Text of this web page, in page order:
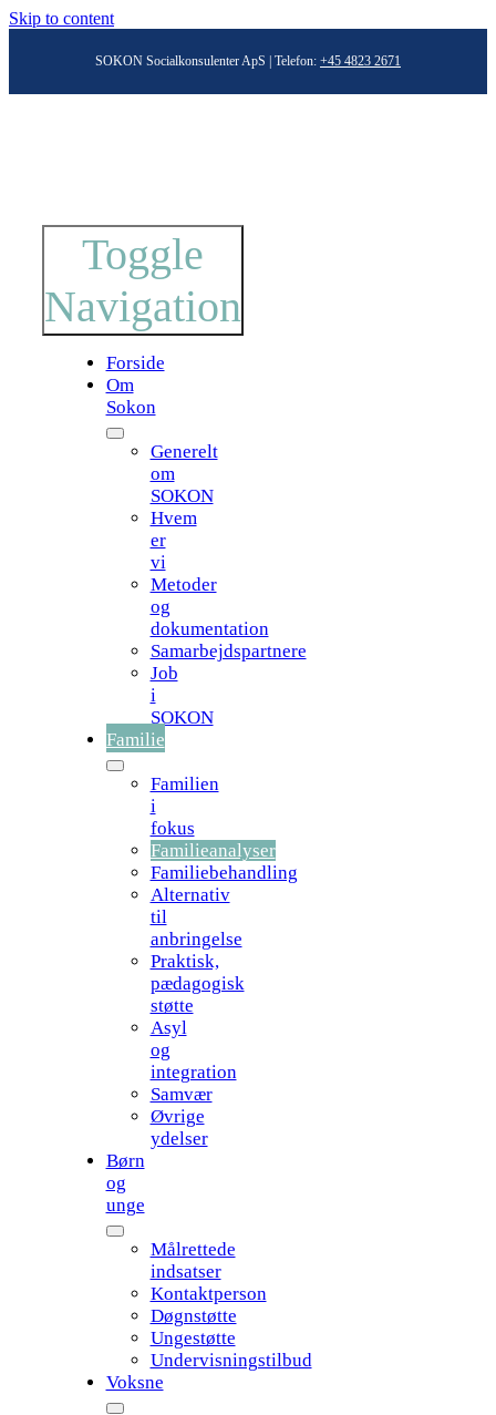
Skip to content
SOKON Socialkonsulenter ApS | Telefon: +45 4823 2671
Toggle
Navigation
Forside
Om
Sokon
Generelt
om
SOKON
Hvem
er
vi
Metoder
og
dokumentation
Samarbejdspartnere
Job
i
SOKON
Familie
Familien
i
fokus
Familieanalyser
Familiebehandling
Alternativ
til
anbringelse
Praktisk,
pædagogisk
støtte
Asyl
og
integration
Samvær
Øvrige
ydelser
Børn
og
unge
Målrettede
indsatser
Kontaktperson
Døgnstøtte
Ungestøtte
Undervisningstilbud
Voksne